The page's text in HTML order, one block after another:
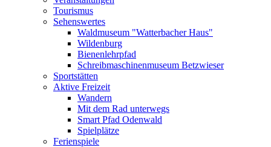
Tourismus
Sehenswertes
Waldmuseum "Watterbacher Haus"
Wildenburg
Bienenlehrpfad
Schreibmaschinenmuseum Betzwieser
Sportstätten
Aktive Freizeit
Wandern
Mit dem Rad unterwegs
Smart Pfad Odenwald
Spielplätze
Ferienspiele